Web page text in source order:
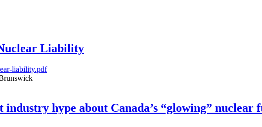
Liability
liability.pdf
hype about Canada’s “glowing” nuclear